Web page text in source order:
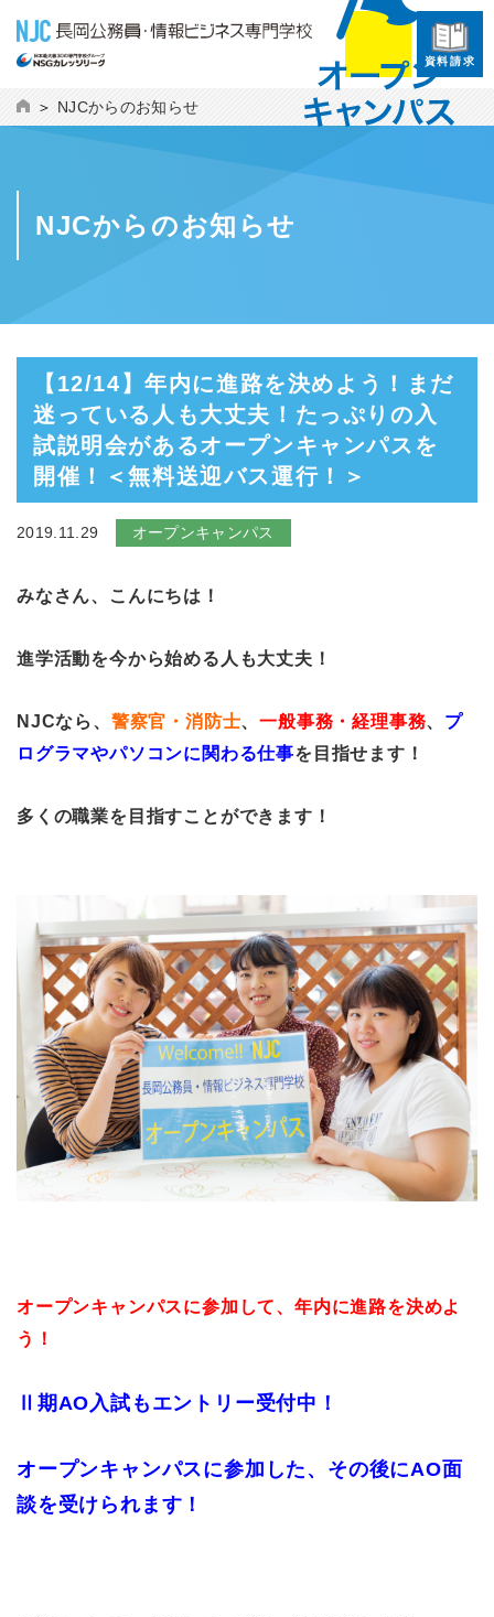
資料請求
NJCからのお知らせ
NJCからのお知らせ
【12/14】年内に進路を決めよう！まだ
迷っている人も大丈夫！たっぷりの入
試説明会があるオープンキャンパスを
開催！＜無料送迎バス運行！＞
2019.11.29 オープンキャンパス
みなさん、こんにちは！
進学活動を今から始める人も大丈夫！
NJCなら、 警察官・消防士、一般事務・経理事務、 プ
ログラマやパソコンに関わる仕事を目指せます！
多くの職業を目指すことができます！
オープンキャンパスに参加して、年内に進路を決めよ
う！
Ⅱ期AO入試もエントリー受付中！
オープンキャンパスに参加した、その後にAO面
談を受けられます！